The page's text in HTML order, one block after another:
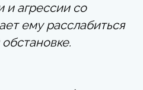
и агрессии со
ему расслабиться